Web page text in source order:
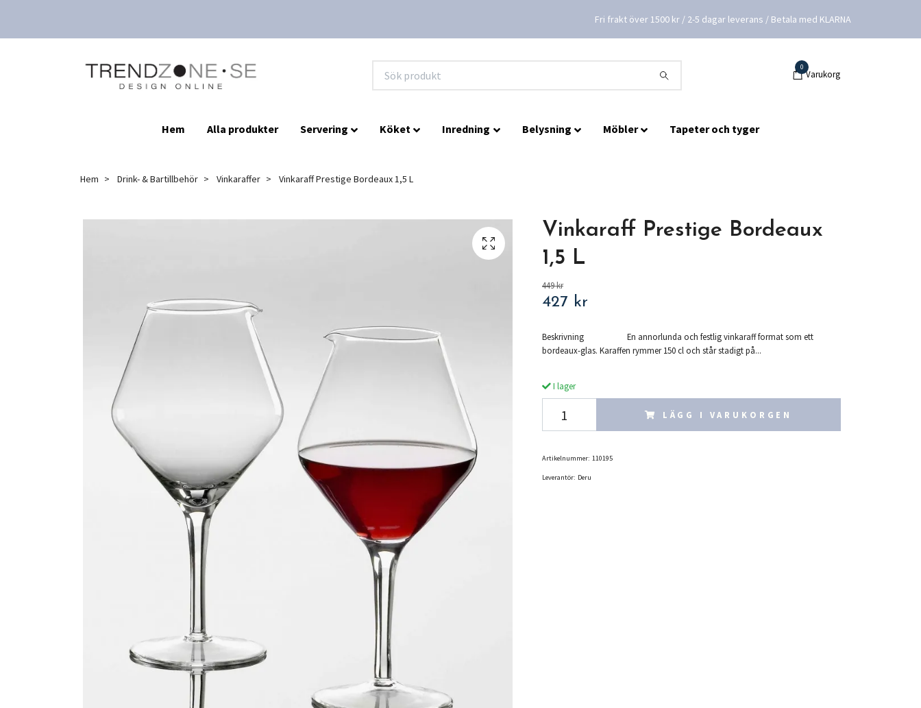
Fri frakt över 1500 kr / 2-5 dagar leverans / Betala med KLARNA
0
Varukorg
Hem Alla produkter Servering Köket Inredning Belysning Möbler Tapeter och tyger
Hem Drink- & Bartillbehör Vinkaraffer Vinkaraff Prestige Bordeaux 1,5 L
Vinkaraff Prestige Bordeaux
1,5 L
449 kr
427 kr
Beskrivning En annorlunda och festlig vinkaraff format som ett
bordeaux-glas. Karaffen rymmer 150 cl och står stadigt på...
I lager
LÄGG I VARUKORGEN
Artikelnummer: 110195
Leverantör: Deru